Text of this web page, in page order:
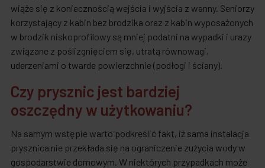
wiąże się z koniecznością wejścia i wyjścia z wanny. Seniorzy
korzystający z kabin bez brodzika oraz z kabin wyposażonych
w brodzik niskoprofilowy są mniej podatni na wypadki i urazy
związane z poślizgnięciem się, utratą równowagi,
uderzeniami o twarde powierzchnie (podłogi i ściany).
Czy prysznic jest bardziej
oszczędny w użytkowaniu?
Na samym wstępie warto podkreślić fakt, iż sama instalacja
prysznica nie przekłada się na ograniczenie zużycia wody w
gospodarstwie domowym. W niektórych przypadkach może